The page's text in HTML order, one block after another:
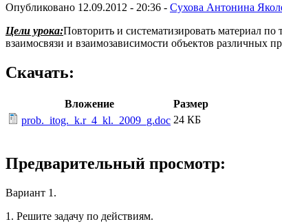
Опубликовано 12.09.2012 - 20:36 - Сухова Антонина
Цели урока:Повторить и систематизировать материал
взаимосвязи и взаимозависимости объектов различных
Скачать:
Вложение
Размер
prob._itog._k.r_4_kl._2009_g.doc 24 КБ
Предварительный просмотр:
Вариант 1.
1. Решите задачу по действиям.